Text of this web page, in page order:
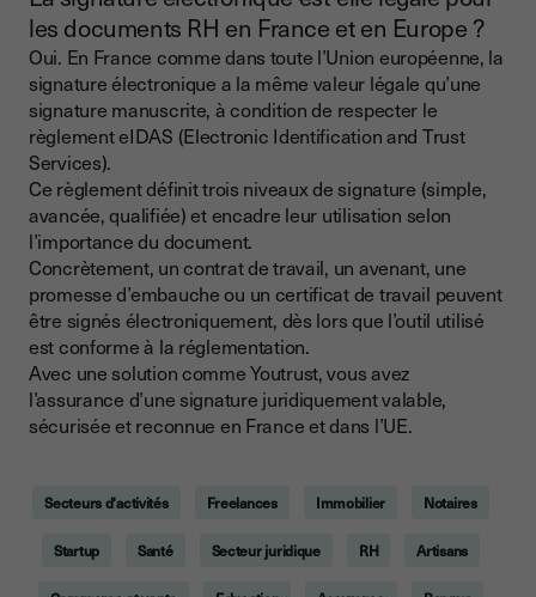
les documents RH en France et en Europe ?
Oui. En France comme dans toute l’Union européenne, la
signature électronique a la même valeur légale qu’une
signature manuscrite, à condition de respecter le
règlement eIDAS (Electronic Identification and Trust
Services).
Ce règlement définit trois niveaux de signature (simple,
avancée, qualifiée) et encadre leur utilisation selon
l’importance du document.
Concrètement, un contrat de travail, un avenant, une
promesse d’embauche ou un certificat de travail peuvent
être signés électroniquement, dès lors que l’outil utilisé
est conforme à la réglementation.
Avec une solution comme Youtrust, vous avez
l’assurance d’une signature juridiquement valable,
sécurisée et reconnue en France et dans l’UE.
Secteurs d'activités Freelances Immobilier Notaires
Startup Santé Secteur juridique RH Artisans